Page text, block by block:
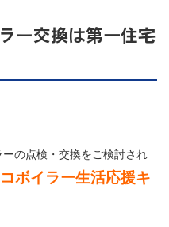
ー交換は第一住宅
の点検・交換をご検討され
コボイラー生活応援キ